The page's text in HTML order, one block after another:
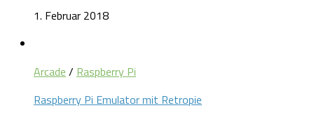
1. Februar 2018
Arcade / Raspberry Pi
Raspberry Pi Emulator mit Retropie